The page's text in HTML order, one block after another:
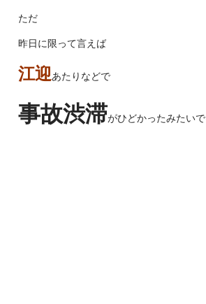
ただ
昨日に限って言えば
江迎あたりなどで
事故渋滞がひどかったみたいで